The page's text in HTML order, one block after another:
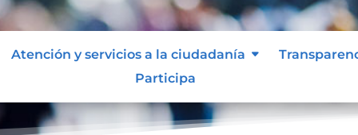
Atención y servicios a la ciudadanía
Participa